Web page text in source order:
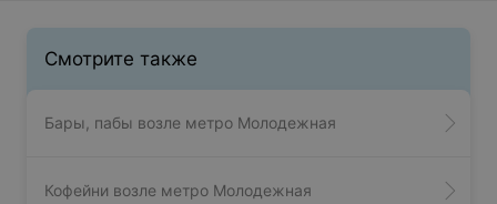
Смотрите также
Бары, пабы возле метро Молодежная
Кофейни возле метро Молодежная